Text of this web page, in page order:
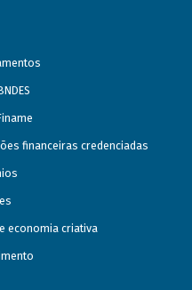
financeiras credenciadas
economia criativa